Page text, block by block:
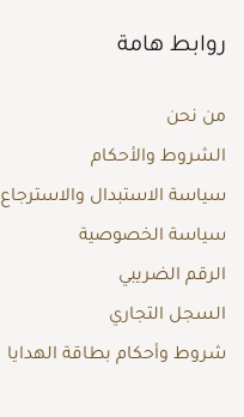
روابط هامة
من نحن
الشروط والأحكام
سياسة الاستبدال والاسترجاع
سياسة الخصوصية
الرقم الضريبي
السجل التجاري
شروط وأحكام بطاقة الهدايا